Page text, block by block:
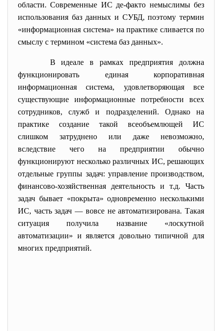
области. Современные ИС де-факто немыслимы без
использования баз данных и СУБД, поэтому термин
«информационная система» на практике сливается по
смыслу с термином «система баз данных».
В идеале в рамках предприятия должна
функционировать единая корпоративная
информационная система, удовлетворяющая все
существующие информационные потребности всех
сотрудников, служб и подразделений. Однако на
практике создание такой всеобъемлющей ИС
слишком затруднено или даже невозможно,
вследствие чего на предприятии обычно
функционируют несколько различных ИС, решающих
отдельные группы задач: управление производством,
финансово-хозяйственная деятельность и т.д. Часть
задач бывает «покрыта» одновременно несколькими
ИС, часть задач — вовсе не автоматизирована. Такая
ситуация получила название «лоскутной
автоматизации» и является довольно типичной для
многих предприятий.